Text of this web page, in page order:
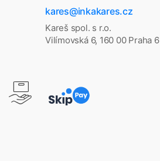
kares@inkakares.cz
Kareš spol. s r.o.
Vilímovská 6, 160 00 Praha 6